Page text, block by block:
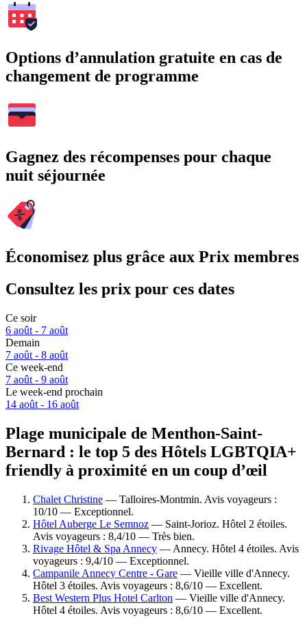
Options d’annulation gratuite en cas de
changement de programme
Gagnez des récompenses pour chaque
nuit séjournée
Économisez plus grâce aux Prix membres
Consultez les prix pour ces dates
Ce soir
6 août - 7 août
Demain
7 août - 8 août
Ce week-end
7 août - 9 août
Le week-end prochain
14 août - 16 août
Plage municipale de Menthon-Saint-
Bernard : le top 5 des Hôtels LGBTQIA+
friendly à proximité en un coup d’œil
Chalet Christine — Talloires-Montmin. Avis voyageurs :
10/10 — Exceptionnel.
Hôtel Auberge Le Semnoz — Saint-Jorioz. Hôtel 2 étoiles.
Avis voyageurs : 8,4/10 — Très bien.
Rivage Hôtel & Spa Annecy — Annecy. Hôtel 4 étoiles. Avis
voyageurs : 9,4/10 — Exceptionnel.
Campanile Annecy Centre - Gare — Vieille ville d'Annecy.
Hôtel 3 étoiles. Avis voyageurs : 8,6/10 — Excellent.
Best Western Plus Hotel Carlton — Vieille ville d'Annecy.
Hôtel 4 étoiles. Avis voyageurs : 8,6/10 — Excellent.